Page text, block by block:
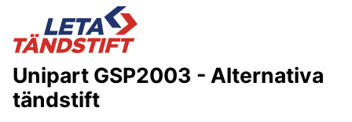
Unipart GSP2003 - Alternativa
tändstift